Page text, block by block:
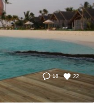
18 22